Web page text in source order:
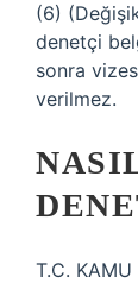
(6)
denetçi
sonra
verilmez.
T.C. KAMU